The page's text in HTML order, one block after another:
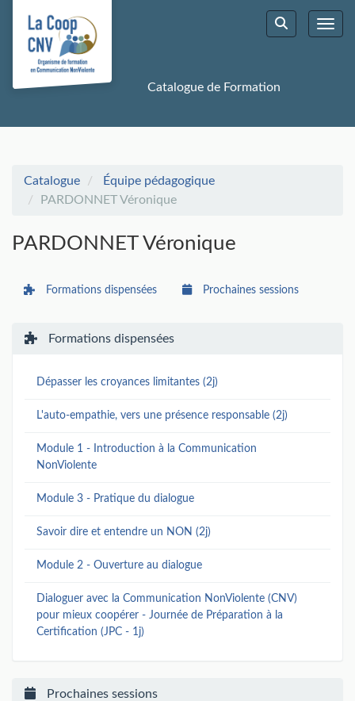
Aller au menu principal
Aller au contenu principal
Personnaliser l'interface
Rechercher
Catalogue de Formation
Catalogue
Équipe pédagogique
PARDONNET Véronique
PARDONNET Véronique
Formations dispensées Prochaines sessions
Formations dispensées
Dépasser les croyances limitantes (2j)
L'auto-empathie, vers une présence responsable (2j)
Module 1 - Introduction à la Communication
NonViolente
Module 3 - Pratique du dialogue
Savoir dire et entendre un NON (2j)
Module 2 - Ouverture au dialogue
Dialoguer avec la Communication NonViolente (CNV)
pour mieux coopérer - Journée de Préparation à la
Certification (JPC - 1j)
Prochaines sessions